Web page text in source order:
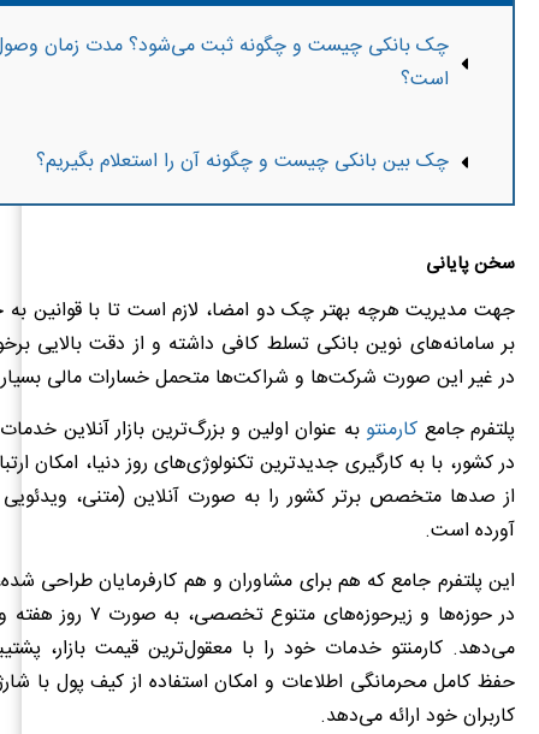
چک بانکی چیست و چگونه ثبت می‌شود؟ مدت زمان
است؟
چک بین بانکی چیست و چگونه آن را استعلام بگیریم؟
سخن پایانی
جهت مدیریت هرچه بهتر چک دو امضا، لازم است تا با قوانین به
بر سامانه‌های نوین بانکی تسلط کافی داشته و از دقت بالایی
در غیر این صورت شرکت‌ها و شراکت‌ها متحمل خسارات مالی
پلتفرم جامع کارمنتو به عنوان اولین و بزرگ‌ترین بازار آنلاین
در کشور، با به کارگیری جدیدترین تکنولوژی‌های روز دنیا، امکان
از صدها متخصص برتر کشور را به صورت آنلاین (متنی،
آورده است.
این پلتفرم جامع که هم برای مشاوران و هم کارفرمایان طراحی
می‌دهد. کارمنتو خدمات خود را با معقول‌ترین قیمت بازار،
حفظ کامل محرمانگی اطلاعات و امکان استفاده از کیف پول با شارژ
کاربران خود ارائه می‌دهد.